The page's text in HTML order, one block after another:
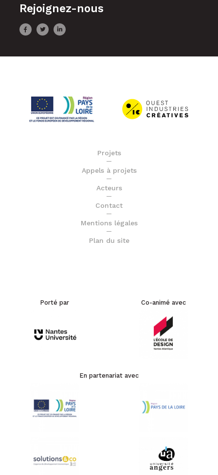
Rejoignez-nous
Projets
Appels à projets
Acteurs
Contact
Mentions légales
Plan du site
Porté par Co-animé avec
En partenariat avec